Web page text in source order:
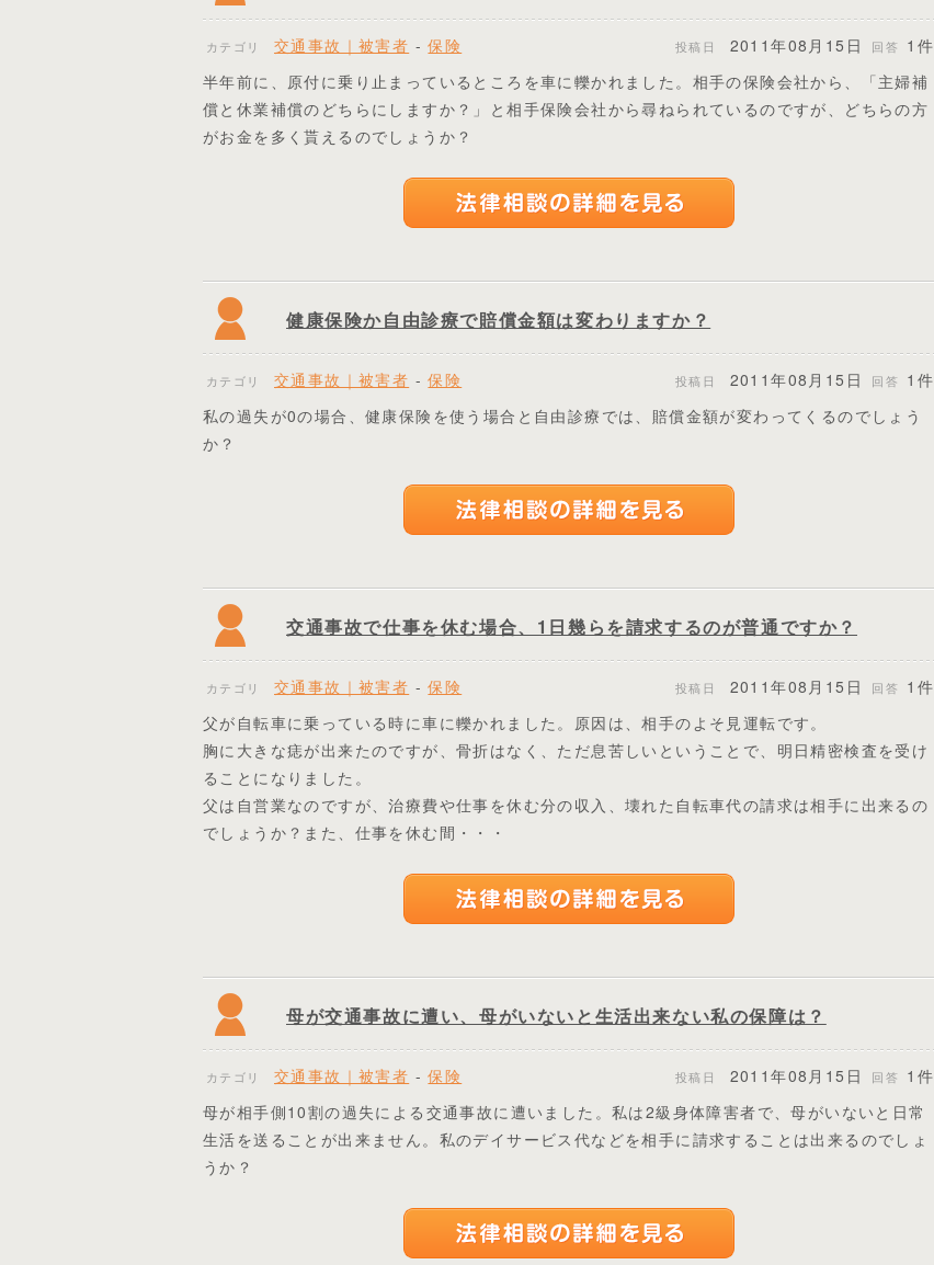
カテゴリ 交通事故｜被害者 -保険 投稿日 2011年08月15日 回答
1件
半年前に、原付に乗り止まっているところを車に轢かれました。相手の保険会社から、「主婦補
償と休業補償のどちらにしますか？」と相手保険会社から尋ねられているのですが、どちらの方
がお金を多く貰えるのでしょうか？
健康保険か自由診療で賠償金額は変わりますか？
カテゴリ 交通事故｜被害者 -保険 投稿日 2011年08月15日 回答
1件
私の過失が0の場合、健康保険を使う場合と自由診療では、賠償金額が変わってくるのでしょう
か？
交通事故で仕事を休む場合、1日幾らを請求するのが普通ですか？
カテゴリ 交通事故｜被害者 -保険 投稿日 2011年08月15日 回答
1件
父が自転車に乗っている時に車に轢かれました。原因は、相手のよそ見運転です。
胸に大きな痣が出来たのですが、骨折はなく、ただ息苦しいということで、明日精密検査を受け
ることになりました。
父は自営業なのですが、治療費や仕事を休む分の収入、壊れた自転車代の請求は相手に出来るの
でしょうか？また、仕事を休む間・・・
母が交通事故に遭い、母がいないと生活出来ない私の保障は？
カテゴリ 交通事故｜被害者 -保険 投稿日 2011年08月15日 回答
1件
母が相手側10割の過失による交通事故に遭いました。私は2級身体障害者で、母がいないと日常
生活を送ることが出来ません。私のデイサービス代などを相手に請求することは出来るのでしょ
うか？